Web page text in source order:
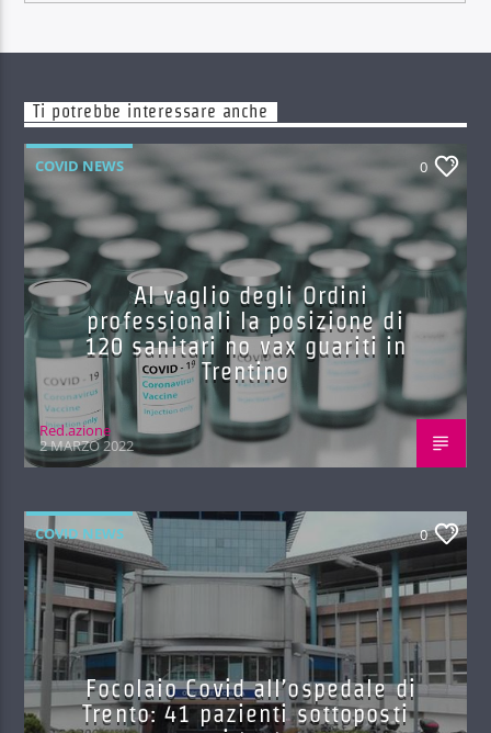
Ti potrebbe interessare anche
COVID NEWS 0
Al vaglio degli Ordini
professionali la posizione di
120 sanitari no vax guariti in
Trentino
Red.azione
2 MARZO 2022
COVID NEWS 0
Focolaio Covid all’ospedale di
Trento: 41 pazienti sottoposti